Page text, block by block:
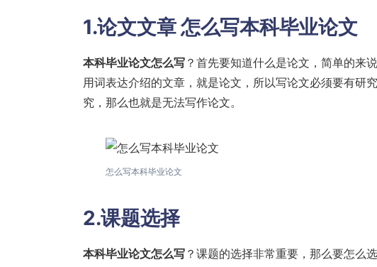
1.论文文章怎么写本科毕业论文
本科毕业论文怎么写 ？首先要知道什么是论文，简单的来
用词表达介绍的文章，就是论文，所以写论文必须要有研
究，那么也就是无法写作论文。
怎么写本科毕业论文
2.课题选择
本科毕业论文怎么写 ？课题的选择非常重要，那么要怎么